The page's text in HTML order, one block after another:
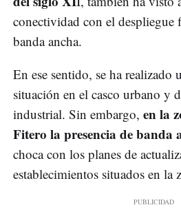
conectividad con el despliegue
banda ancha.
En ese sentido, se ha realizado
situación en el casco urbano y
industrial. Sin embargo, en la
Fitero la presencia de banda
choca con los planes de
establecimientos situados en la